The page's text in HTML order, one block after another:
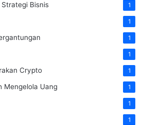
Bisnis 1
1
1
1
Crypto 1
Mengelola Uang 1
1
1